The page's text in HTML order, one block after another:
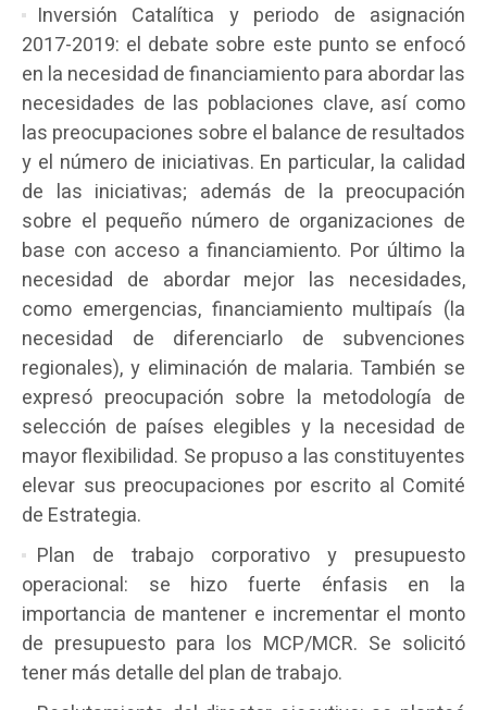
Inversión Catalítica y periodo de asignación
2017-2019: el debate sobre este punto se enfocó
en la necesidad de financiamiento para abordar las
necesidades de las poblaciones clave, así como
las preocupaciones sobre el balance de resultados
y el número de iniciativas. En particular, la calidad
de las iniciativas; además de la preocupación
sobre el pequeño número de organizaciones de
base con acceso a financiamiento. Por último la
necesidad de abordar mejor las necesidades,
como emergencias, financiamiento multipaís (la
necesidad de diferenciarlo de subvenciones
regionales), y eliminación de malaria. También se
expresó preocupación sobre la metodología de
selección de países elegibles y la necesidad de
mayor flexibilidad. Se propuso a las constituyentes
elevar sus preocupaciones por escrito al Comité
de Estrategia.
Plan de trabajo corporativo y presupuesto
operacional: se hizo fuerte énfasis en la
importancia de mantener e incrementar el monto
de presupuesto para los MCP/MCR. Se solicitó
tener más detalle del plan de trabajo.